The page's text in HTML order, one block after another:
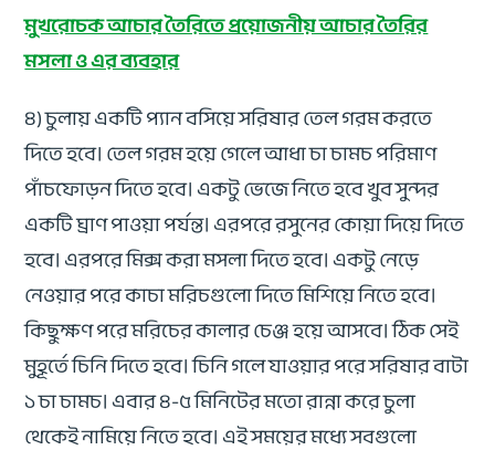
মুখরোচক আচার তৈরিতে প্রয়োজনীয় আচার তৈরির
মসলা ও এর ব্যবহার
৪) চুলায় একটি প্যান বসিয়ে সরিষার তেল গরম করতে
দিতে হবে। তেল গরম হয়ে গেলে আধা চা চামচ পরিমাণ
পাঁচফোড়ন দিতে হবে। একটু ভেজে নিতে হবে খুব সুন্দর
একটি ঘ্রাণ পাওয়া পর্যন্ত। এরপরে রসুনের কোয়া দিয়ে দিতে
হবে। এরপরে মিক্স করা মসলা দিতে হবে। একটু নেড়ে
নেওয়ার পরে কাচা মরিচগুলো দিতে মিশিয়ে নিতে হবে।
কিছুক্ষণ পরে মরিচের কালার চেঞ্জ হয়ে আসবে। ঠিক সেই
মুহূর্তে চিনি দিতে হবে। চিনি গলে যাওয়ার পরে সরিষার বাটা
১ চা চামচ। এবার ৪-৫ মিনিটের মতো রান্না করে চুলা
থেকেই নামিয়ে নিতে হবে। এই সময়ের মধ্যে সবগুলো